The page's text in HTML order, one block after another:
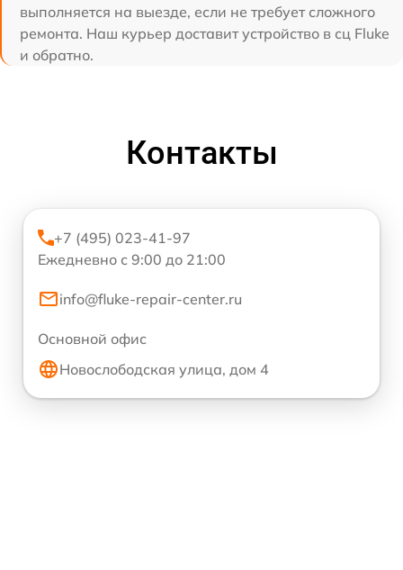
выполняется на выезде, если не требует сложного
ремонта. Наш курьер доставит устройство в сц Fluke
и обратно.
Контакты
+7 (495) 023-41-97
Ежедневно с 9:00 до 21:00
info@fluke-repair-center.ru
Основной офис
Новослободская улица, дом 4